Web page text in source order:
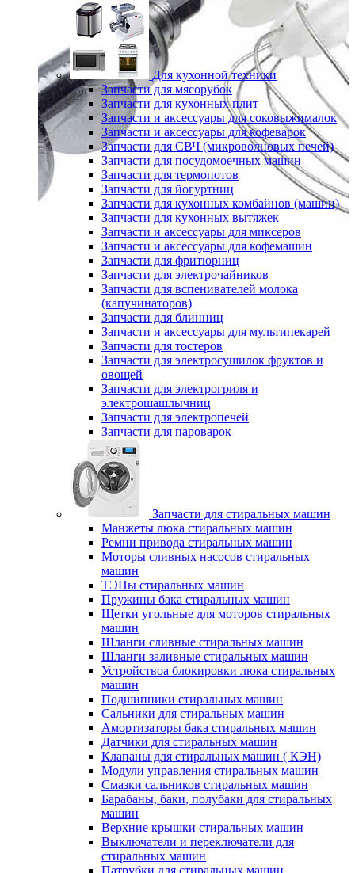
Для кухонной техники
Запчасти для мясорубок
Запчасти для кухонных плит
Запчасти и аксессуары для соковыжималок
Запчасти и аксессуары для кофеварок
Запчасти для СВЧ (микроволновых печей)
Запчасти для посудомоечных машин
Запчасти для термопотов
Запчасти для йогуртниц
Запчасти для кухонных комбайнов (машин)
Запчасти для кухонных вытяжек
Запчасти и аксессуары для миксеров
Запчасти и аксессуары для кофемашин
Запчасти для фритюрниц
Запчасти для электрочайников
Запчасти для вспенивателей молока
(капучинаторов)
Запчасти для блинниц
Запчасти и аксессуары для мультипекарей
Запчасти для тостеров
Запчасти для электросушилок фруктов и
овощей
Запчасти для электрогриля и
электрошашлычниц
Запчасти для электропечей
Запчасти для пароварок
Запчасти для стиральных машин
Манжеты люка стиральных машин
Ремни привода стиральных машин
Моторы сливных насосов стиральных
машин
ТЭНы стиральных машин
Пружины бака стиральных машин
Щетки угольные для моторов стиральных
машин
Шланги сливные стиральных машин
Шланги заливные стиральных машин
Устройствоа блокировки люка стиральных
машин
Подшипники стиральных машин
Сальники для стиральных машин
Амортизаторы бака стиральных машин
Датчики для стиральных машин
Клапаны для стиральных машин ( КЭН)
Модули управления стиральных машин
Смазки сальников стиральных машин
Барабаны, баки, полубаки для стиральных
машин
Верхние крышки стиральных машин
Выключатели и переключатели для
стиральных машин
Патрубки для стиральных машин